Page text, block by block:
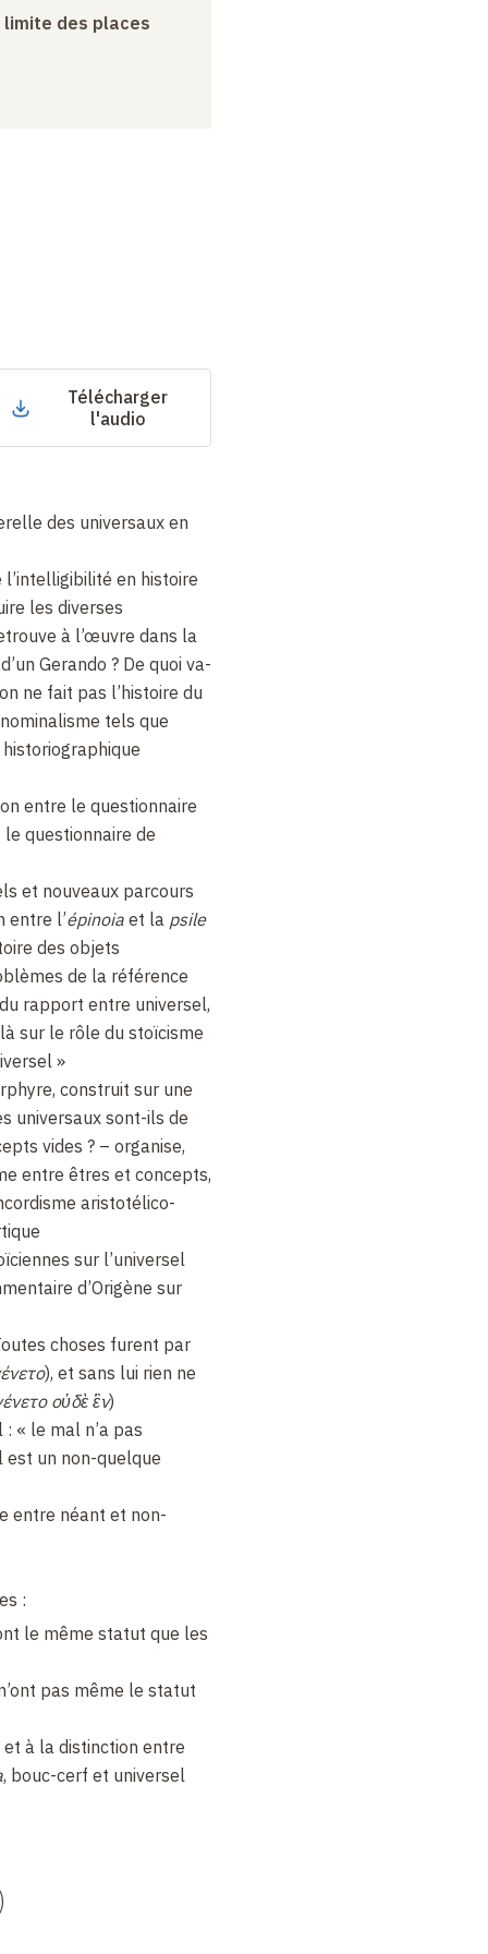
limite des places
Télécharger
l'audio
des universaux en
en histoire
les diverses
à l’œuvre dans la
Gerando ? De quoi va-
ne fait pas l’histoire du
tels que
entre le questionnaire
questionnaire de
et nouveaux parcours
entre l’épinoia et la psile
des objets
de la référence
rapport entre universel,
sur le rôle du stoïcisme
»
construit sur une
universaux sont-ils de
vides ? – organise,
entre êtres et concepts,
aristotélico-
sur l’universel
d’Origène sur
choses furent par
), et sans lui rien ne
οὐδὲ ἓν)
« le mal n’a pas
est un non-quelque
entre néant et non-
:
le même statut que les
pas même le statut
et à la distinction entre
, bouc-cerf et universel